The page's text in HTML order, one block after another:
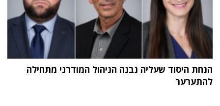
הנחת היסוד שעליה נבנה הניהול המודרני מתחילה
להתערער